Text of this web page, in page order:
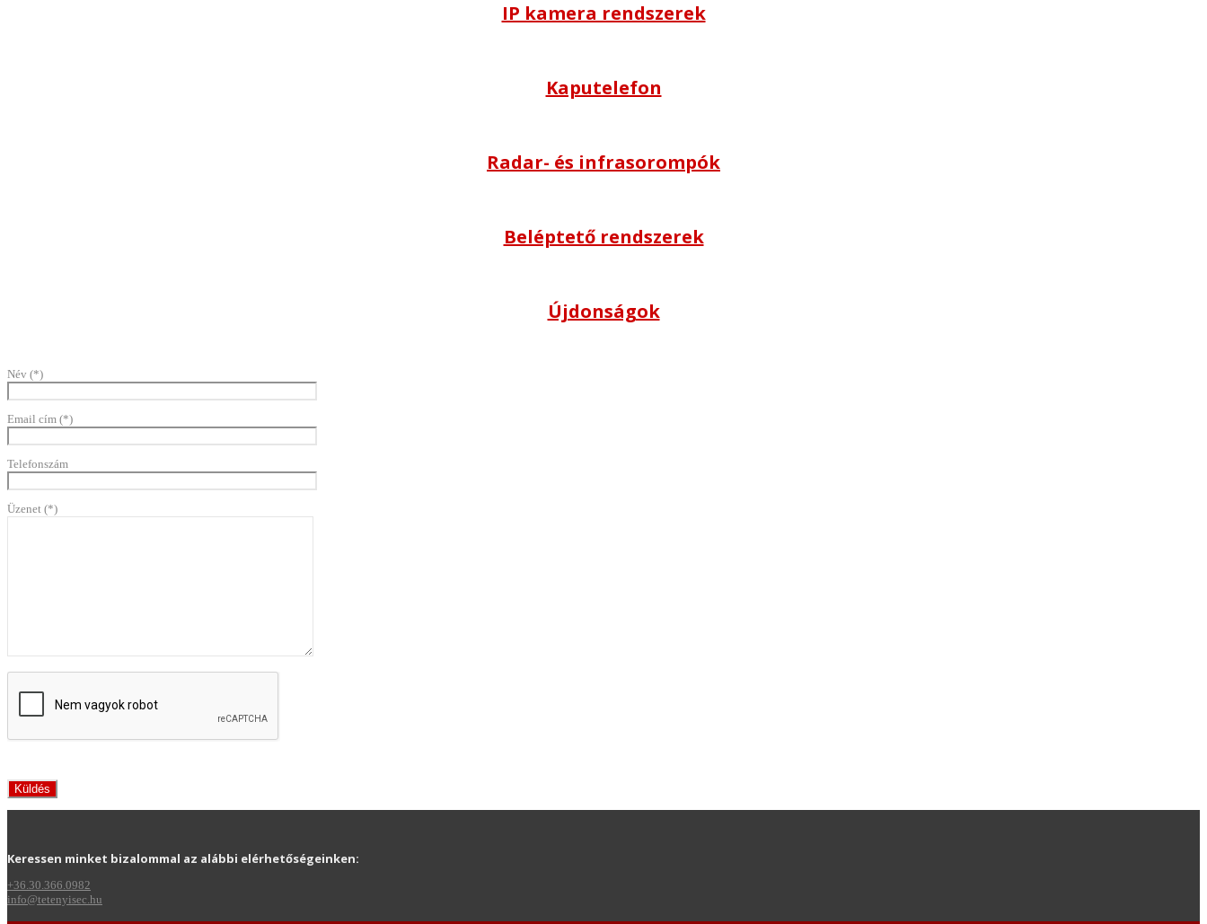
IP kamera rendszerek
Kaputelefon
Radar- és infrasorompók
Beléptető rendszerek
Újdonságok
Név (*)
Email cím (*)
Telefonszám
Üzenet (*)
Keressen minket bizalommal az alábbi elérhetőségeinken:
+36.30.366.0982
info@tetenyisec.hu